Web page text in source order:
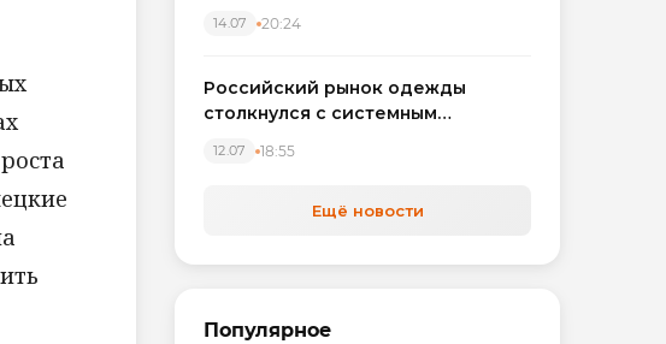
автоматизируют обработку
14.07 20:24
Российский рынок одежды
столкнулся с системным
12.07 18:55
Ещё новости
Популярное